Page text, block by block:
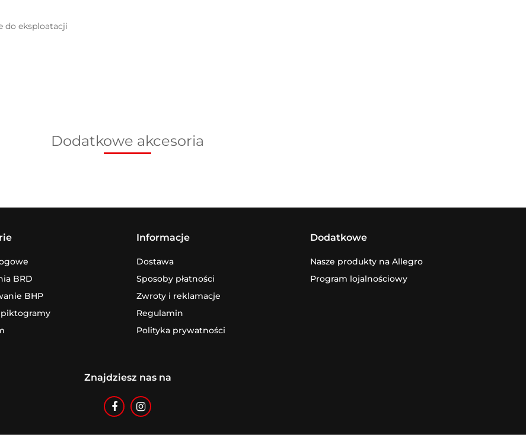
do eksploatacji
Dodatkowe akcesoria
BRD
BHP
Informacje
Dostawa
Sposoby płatności
Zwroty i reklamacje
Regulamin
Polityka prywatności
Dodatkowe
Nasze produkty na Allegro
Program lojalnościowy
Znajdziesz nas na